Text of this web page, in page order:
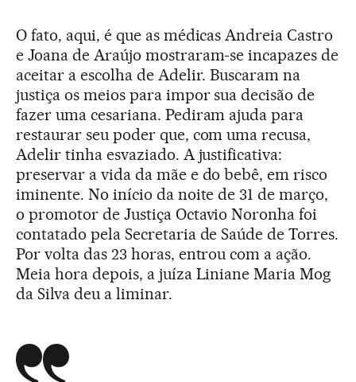
O fato, aqui, é que as médicas Andreia Castro
e Joana de Araújo mostraram-se incapazes de
aceitar a escolha de Adelir. Buscaram na
justiça os meios para impor sua decisão de
fazer uma cesariana. Pediram ajuda para
restaurar seu poder que, com uma recusa,
Adelir tinha esvaziado. A justificativa:
preservar a vida da mãe e do bebê, em risco
iminente. No início da noite de 31 de março,
o promotor de Justiça Octavio Noronha foi
contatado pela Secretaria de Saúde de Torres.
Por volta das 23 horas, entrou com a ação.
Meia hora depois, a juíza Liniane Maria Mog
da Silva deu a liminar.